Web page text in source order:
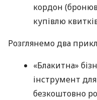
кордон
купівлю
Розглянемо два
«Блакитна»
інструмент
безкоштовно